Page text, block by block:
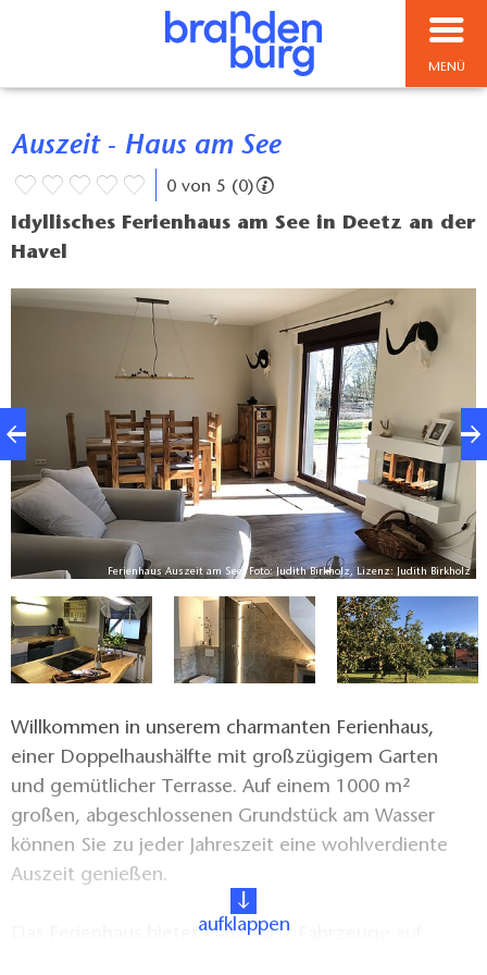
MENÜ
Auszeit - Haus am See
0 von 5 (0)
Idyllisches Ferienhaus am See in Deetz an der
Havel
Ferienhaus Auszeit am See, Foto: Judith Birkholz, Lizenz: Judith Birkholz
Willkommen in unserem charmanten Ferienhaus,
einer Doppelhaushälfte mit großzügigem Garten
und gemütlicher Terrasse. Auf einem 1000 m²
großen, abgeschlossenen Grundstück am Wasser
können Sie zu jeder Jahreszeit eine wohlverdiente
Auszeit genießen.
Das Ferienhaus bietet Platz für 2 Fahrzeuge auf
aufklappen